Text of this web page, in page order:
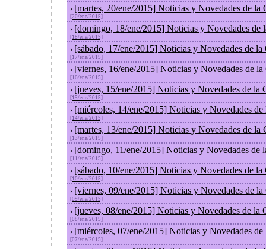
› [martes, 20/ene/2015] Noticias y Novedades de la
[20/ene/2015]
› [domingo, 18/ene/2015] Noticias y Novedades de
[18/ene/2015]
› [sábado, 17/ene/2015] Noticias y Novedades de la
[17/ene/2015]
› [viernes, 16/ene/2015] Noticias y Novedades de
[16/ene/2015]
› [jueves, 15/ene/2015] Noticias y Novedades de la
[15/ene/2015]
› [miércoles, 14/ene/2015] Noticias y Novedades
[14/ene/2015]
› [martes, 13/ene/2015] Noticias y Novedades de la
[13/ene/2015]
› [domingo, 11/ene/2015] Noticias y Novedades de
[11/ene/2015]
› [sábado, 10/ene/2015] Noticias y Novedades de la
[10/ene/2015]
› [viernes, 09/ene/2015] Noticias y Novedades de
[09/ene/2015]
› [jueves, 08/ene/2015] Noticias y Novedades de la
[08/ene/2015]
› [miércoles, 07/ene/2015] Noticias y Novedades
[07/ene/2015]